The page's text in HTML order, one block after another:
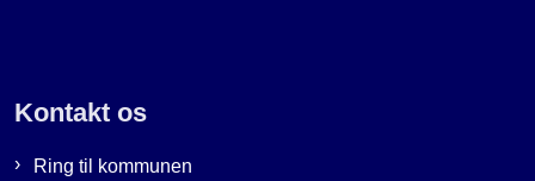
Kontakt os
Ring til kommunen